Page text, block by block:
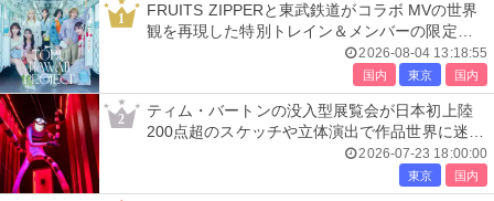
1
FRUITS ZIPPERと東武鉄道がコラボ MVの世界
観を再現した特別トレイン＆メンバーの限定ア
2026-08-04 13:18:55
国内 東京 国内
2
ティム・バートンの没入型展覧会が日本初上陸
200点超のスケッチや立体演出で作品世界に迷い
2026-07-23 18:00:00
東京 国内